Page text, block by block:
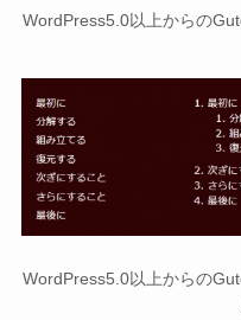
WordPress5.0以上からの
WordPress5.0以上からの